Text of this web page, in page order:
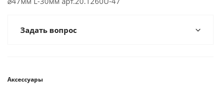
Задать вопрос
Аксессуары